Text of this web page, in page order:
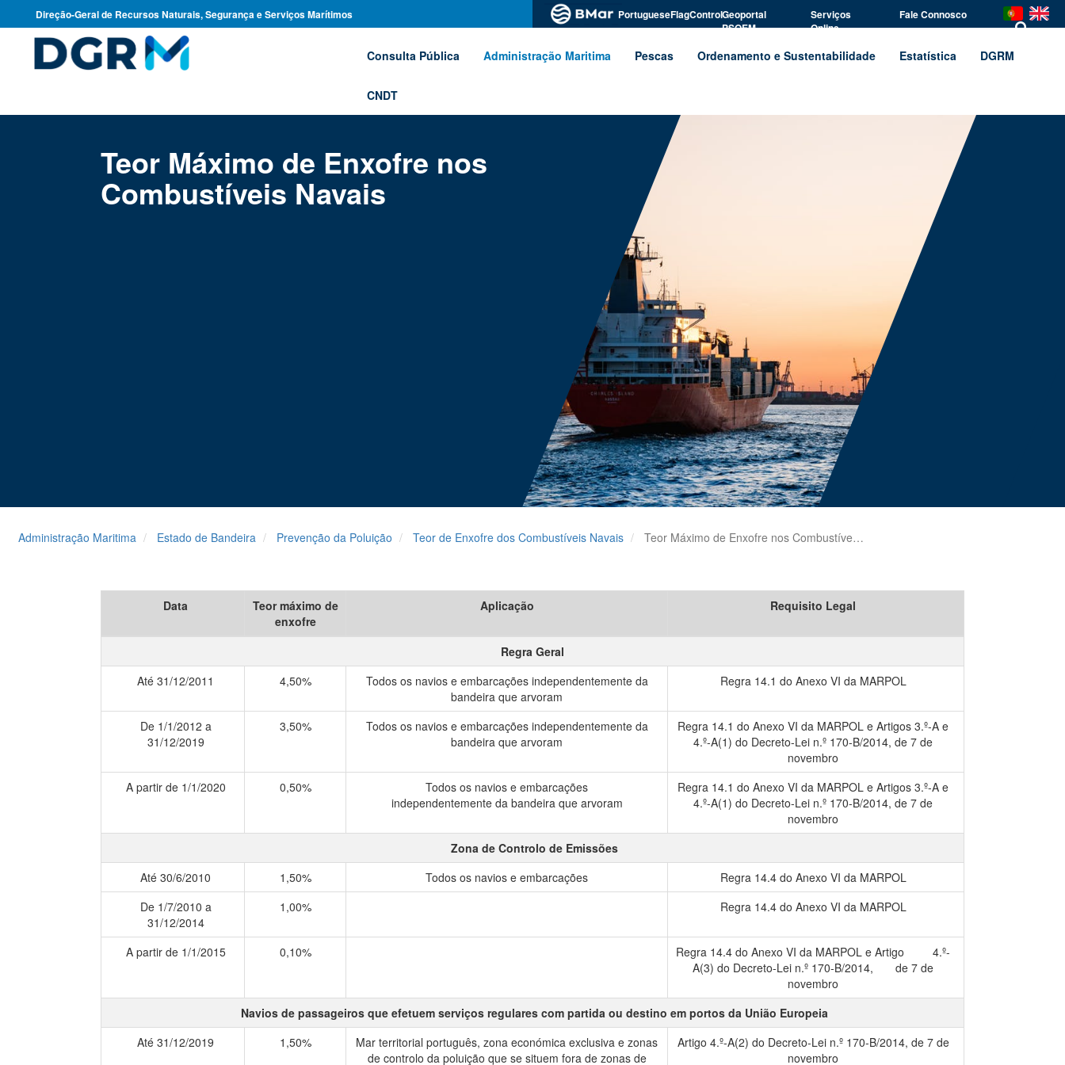
Direção-Geral de Recursos Naturais, Segurança e Serviços Marítimos PortugueseFlagControlGeoportal
PSOEM
Serviços
Online
Fale Connosco
Consulta Pública Administração Maritima Pescas Ordenamento e Sustentabilidade Estatística DGRM
CNDT
Teor Máximo de Enxofre nos
Combustíveis Navais
Administração Maritima Estado de Bandeira Prevenção da Poluição Teor de Enxofre dos Combustíveis Navais Teor Máximo de Enxofre nos Combustíveis Navais
Data
Teor máximo de
enxofre
Aplicação Requisito Legal
Regra Geral
Até 31/12/2011
4,50%
Todos os navios e embarcações independentemente da
bandeira que arvoram
Regra 14.1 do Anexo VI da MARPOL
De 1/1/2012 a
31/12/2019
3,50%
Todos os navios e embarcações independentemente da
bandeira que arvoram
Regra 14.1 do Anexo VI da MARPOL e Artigos 3.º-A e
4.º-A(1) do Decreto-Lei n.º 170-B/2014, de 7 de
novembro
A partir de 1/1/2020
0,50%
Todos os navios e embarcações
independentemente da bandeira que arvoram
Regra 14.1 do Anexo VI da MARPOL e Artigos 3.º-A e
4.º-A(1) do Decreto-Lei n.º 170-B/2014, de 7 de
novembro
Zona de Controlo de Emissões
Até 30/6/2010
1,50% Todos os navios e embarcações
Regra 14.4 do Anexo VI da MARPOL
De 1/7/2010 a
31/12/2014
1,00% Regra 14.4 do Anexo VI da MARPOL
A partir de 1/1/2015 0,10%
Regra 14.4 do Anexo VI da MARPOL e Artigo 4.º-
A(3) do Decreto-Lei n.º 170-B/2014, de 7 de
novembro
Navios de passageiros que efetuem serviços regulares com partida ou destino em portos da União Europeia
Até 31/12/2019
1,50%
Mar territorial português, zona económica exclusiva e zonas
de controlo da poluição que se situem fora de zonas de
Artigo 4.º-A(2) do Decreto-Lei n.º 170-B/2014, de 7 de
novembro